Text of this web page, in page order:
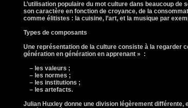
L’utilisation populaire du mot culture dans beaucoup
son caractère en fonction de croyance, de la
comme élitistes : la cuisine, l’art, et la musique par
Types de composants
Une représentation de la culture consiste à la regarder
génération en génération en apprenant » :
– les valeurs ;
– les normes ;
– les institutions ;
– les artefacts.
Julian Huxley donne une division légèrement